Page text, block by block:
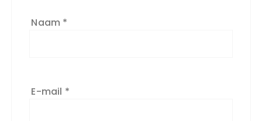
Naam *
E-mail *